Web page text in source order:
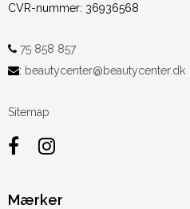
CVR-nummer: 36936568
75 858 857
: beautycenter@beautycenter.dk
Sitemap
Mærker